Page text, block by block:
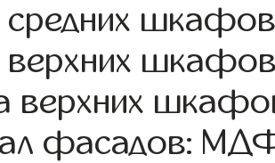
средних
верхних
верхних
фасадов: